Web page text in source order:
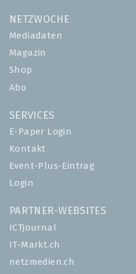
NETZWOCHE
Mediadaten
Magazin
Shop
Abo
SERVICES
E-Paper Login
Kontakt
Event-Plus-Eintrag
Login
PARTNER-WEBSITES
ICTjournal
IT-Markt.ch
netzmedien.ch